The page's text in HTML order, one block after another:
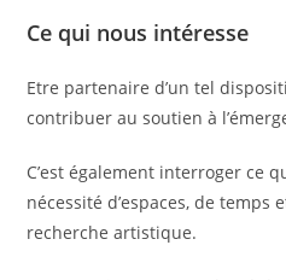
Ce qui nous intéresse
Etre partenaire d’un tel
contribuer au soutien à
C’est également interroger ce
nécessité d’espaces, de temps
recherche artistique.